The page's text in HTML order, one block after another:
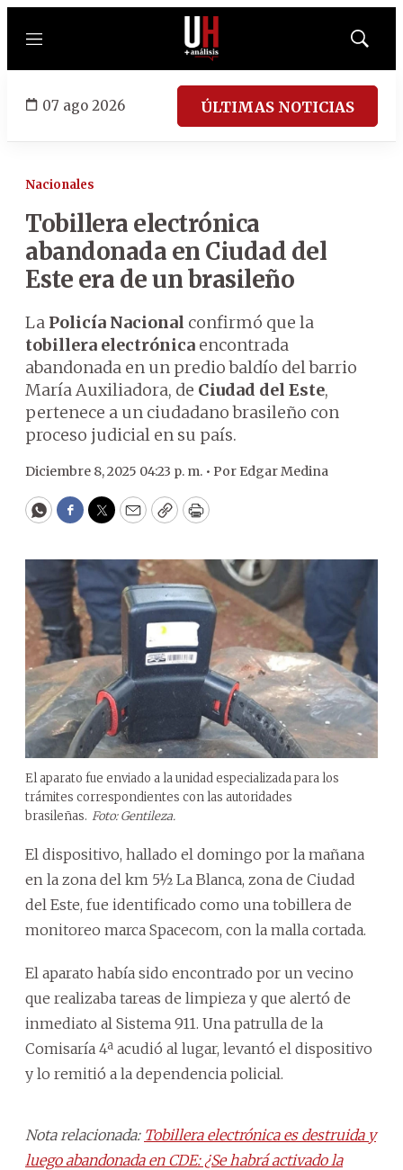
Menú
Mostrar
07 ago 2026 ÚLTIMAS NOTICIAS
Nacionales
Tobillera electrónica
abandonada en Ciudad del
Este era de un brasileño
La Policía Nacional confirmó que la
tobillera electrónica encontrada
abandonada en un predio baldío del barrio
María Auxiliadora, de Ciudad del Este,
pertenece a un ciudadano brasileño con
proceso judicial en su país.
Diciembre 8, 2025 04:23 p. m. • Por Edgar Medina
WhatsApp
Facebook
Twitter
EmailCopyPrint
El aparato fue enviado a la unidad especializada para los
trámites correspondientes con las autoridades
brasileñas. Foto: Gentileza.
El dispositivo, hallado el domingo por la mañana
en la zona del km 5½ La Blanca, zona de Ciudad
del Este, fue identificado como una tobillera de
monitoreo marca Spacecom, con la malla cortada.
El aparato había sido encontrado por un vecino
que realizaba tareas de limpieza y que alertó de
inmediato al Sistema 911. Una patrulla de la
Comisaría 4ª acudió al lugar, levantó el dispositivo
y lo remitió a la dependencia policial.
Nota relacionada: Tobillera electrónica es destruida y
luego abandonada en CDE: ¿Se habrá activado la